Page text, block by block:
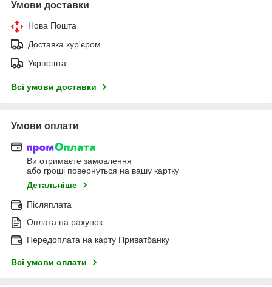
Умови доставки
Нова Пошта
Доставка кур'єром
Укрпошта
Всі умови доставки
Умови оплати
Ви отримаєте замовлення
або гроші повернуться на вашу картку
Детальніше
Післяплата
Оплата на рахунок
Передоплата на карту Приватбанку
Всі умови оплати